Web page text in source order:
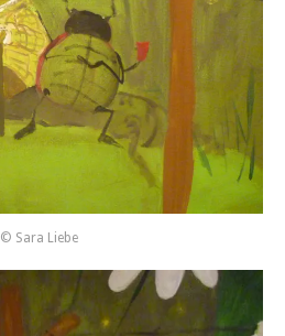
© Sara Liebe